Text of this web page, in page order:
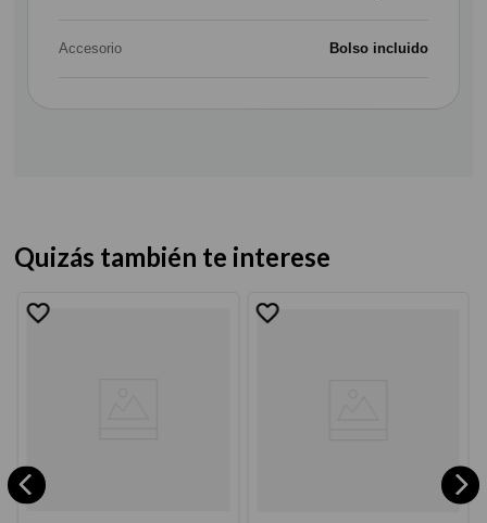
Accesorio Bolso incluido
Quizás también te interese